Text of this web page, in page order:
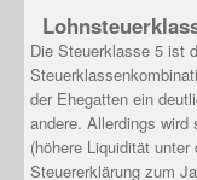
Die Steuerklasse 5 ist
der Ehegatten ein
andere. Allerdings wird
(höhere Liquidität
Steuererklärung zum